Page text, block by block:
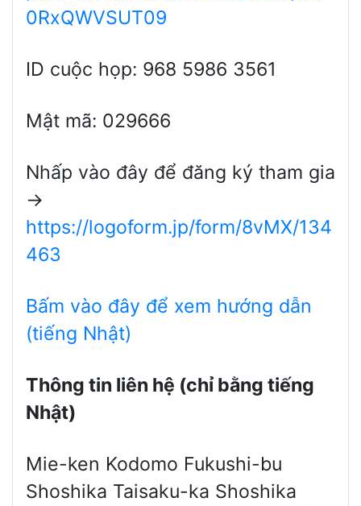
0RxQWVSUT09
ID cuộc họp: 968 5986 3561
Mật mã: 029666
Nhấp vào đây để đăng ký tham gia
→
https://logoform.jp/form/8vMX/134
463
Bấm vào đây để xem hướng dẫn
(tiếng Nhật)
Thông tin liên hệ (chỉ bằng tiếng
Nhật)
Mie-ken Kodomo Fukushi-bu
Shoshika Taisaku-ka Shoshika